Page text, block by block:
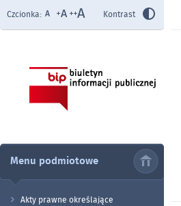
Czcionka: Kontrast
Menu podmiotowe
Akty prawne określające